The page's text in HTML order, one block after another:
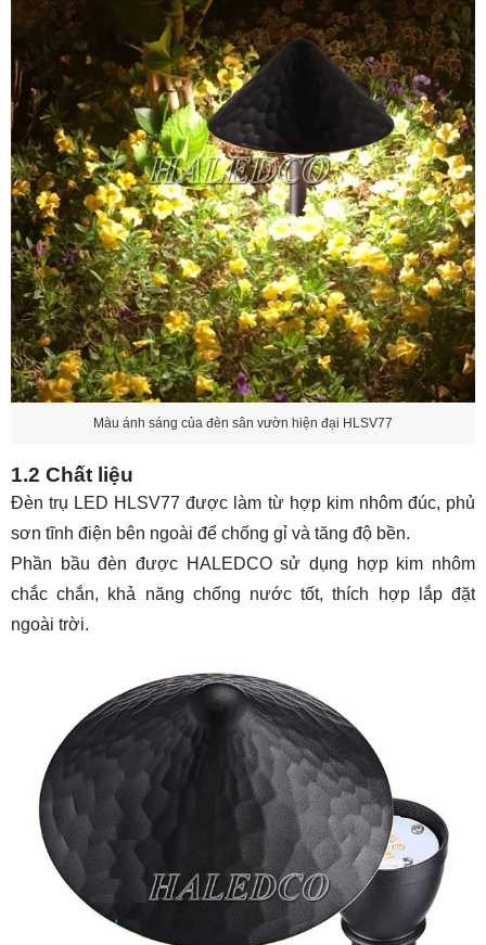
Màu ánh sáng của đèn sân vườn hiện đại HLSV77
1.2 Chất liệu
Đèn trụ LED HLSV77 được làm từ hợp kim nhôm đúc, phủ
sơn tĩnh điện bên ngoài để chống gỉ và tăng độ bền.
Phần bầu đèn được HALEDCO sử dụng hợp kim nhôm
chắc chắn, khả năng chống nước tốt, thích hợp lắp đặt
ngoài trời.